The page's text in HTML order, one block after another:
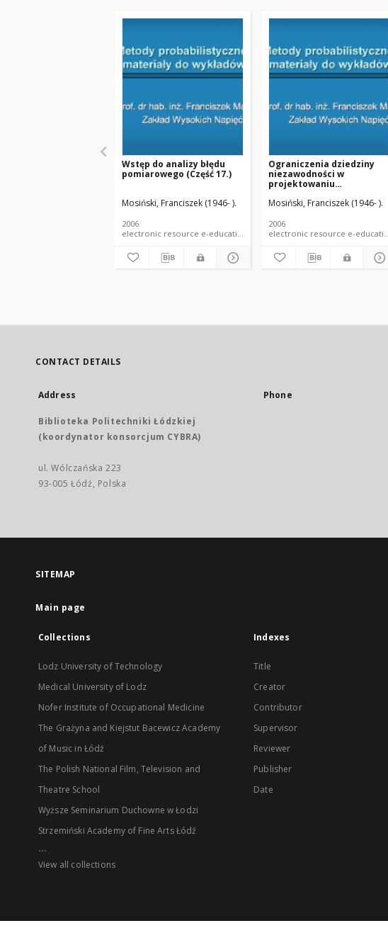
Wstęp do analizy błędu
pomiarowego (Część 17.)
Mosiński, Franciszek (1946- ).
2006
electronic resource e-educational material e-lecture
Ograniczenia dziedziny
niezawodności w
projektowaniu
Ograniczenia dziedziny
projektowaniu
probabilistycznym)
Mosiński, Franciszek (1946- ).
2006
CONTACT DETAILS
Address
Biblioteka Politechniki Łódzkiej
(koordynator konsorcjum CYBRA)
ul. Wólczańska 223
93-005 Łódź, Polska
Phone
SITEMAP
Main page
Collections
Lodz University of Technology
Medical University of Lodz
Nofer Institute of Occupational Medicine
The Grażyna and Kiejstut Bacewicz Academy
of Music in Łódź
The Polish National Film, Television and
Theatre School
Wyższe Seminarium Duchowne w Łodzi
Strzemiński Academy of Fine Arts Łódź
...
View all collections
Indexes
Title
Creator
Contributor
Supervisor
Reviewer
Publisher
Date